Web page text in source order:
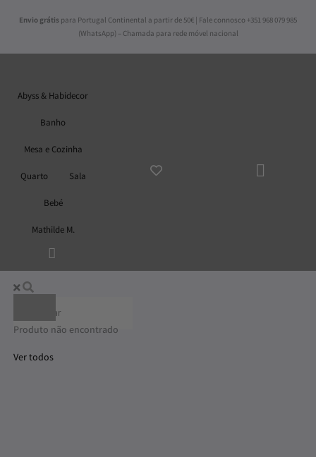
Envio grátis para Portugal Continental a partir de 50€ | Fale connosco +351 968 079 985
(WhatsApp) – Chamada para rede móvel nacional
Abyss & Habidecor
Banho
Mesa e Cozinha
Quarto Sala
Bebé
Mathilde M.
AO
Produto não encontrado
Ver todos